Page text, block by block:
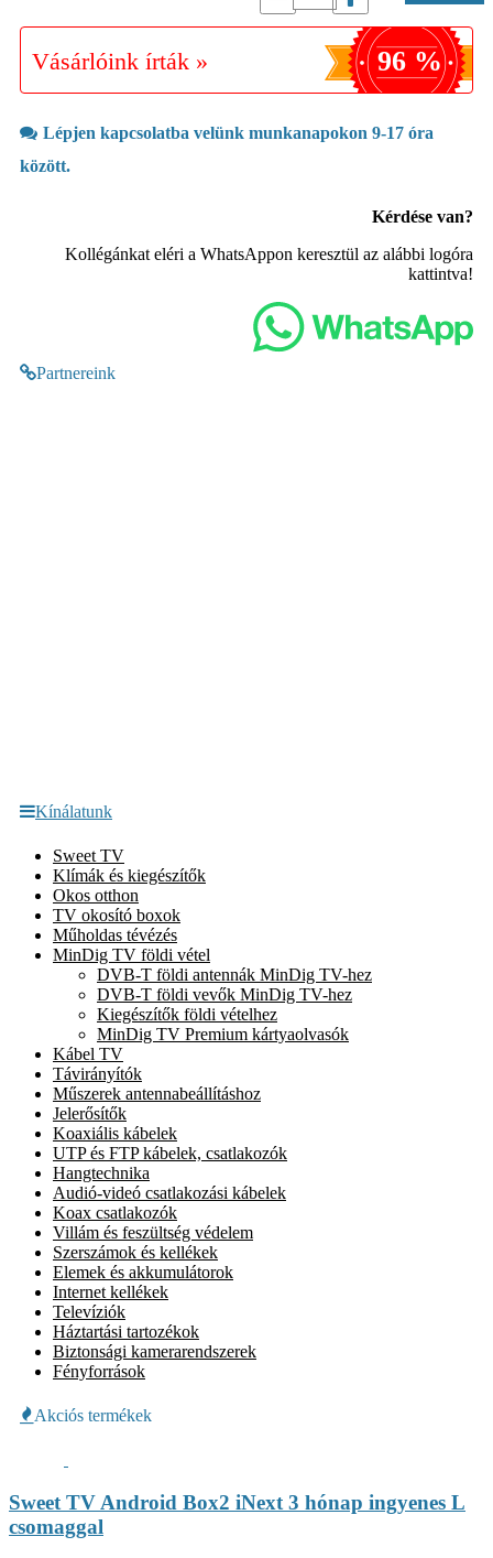
Vásárlóink írták » 96 %
Lépjen kapcsolatba velünk munkanapokon 9-17 óra
között.
Kérdése van?
Kollégánkat eléri a WhatsAppon keresztül az alábbi logóra
kattintva!
Partnereink
Kínálatunk
Sweet TV
Klímák és kiegészítők
Okos otthon
TV okosító boxok
Műholdas tévézés
MinDig TV földi vétel
DVB-T földi antennák MinDig TV-hez
DVB-T földi vevők MinDig TV-hez
Kiegészítők földi vételhez
MinDig TV Premium kártyaolvasók
Kábel TV
Távirányítók
Műszerek antennabeállításhoz
Jelerősítők
Koaxiális kábelek
UTP és FTP kábelek, csatlakozók
Hangtechnika
Audió-videó csatlakozási kábelek
Koax csatlakozók
Villám és feszültség védelem
Szerszámok és kellékek
Elemek és akkumulátorok
Internet kellékek
Televíziók
Háztartási tartozékok
Biztonsági kamerarendszerek
Fényforrások
Akciós termékek
Sweet TV Android Box2 iNext 3 hónap ingyenes L
csomaggal